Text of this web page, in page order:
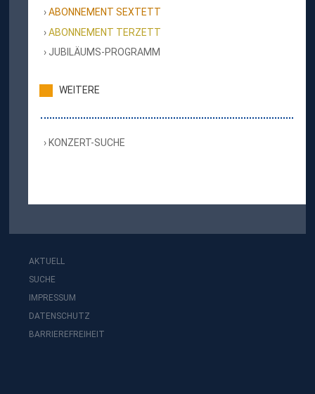
ABONNEMENT SEXTETT
ABONNEMENT TERZETT
JUBILÄUMS-PROGRAMM
WEITERE
KONZERT-SUCHE
AKTUELL
SUCHE
IMPRESSUM
DATENSCHUTZ
BARRIEREFREIHEIT